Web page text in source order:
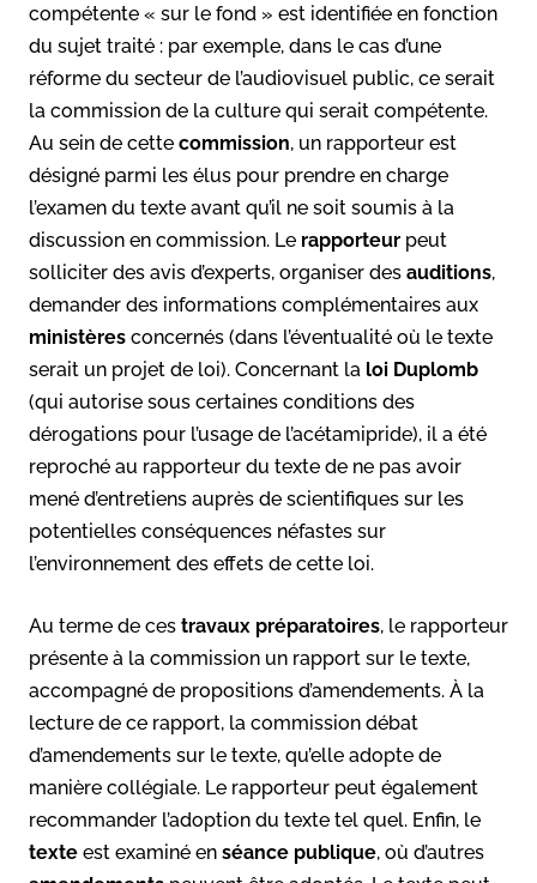
compétente « sur le fond » est identifiée en fonction
du sujet traité : par exemple, dans le cas d’une
réforme du secteur de l’audiovisuel public, ce serait
la commission de la culture qui serait compétente.
Au sein de cette commission, un rapporteur est
désigné parmi les élus pour prendre en charge
l’examen du texte avant qu’il ne soit soumis à la
discussion en commission. Le rapporteur peut
solliciter des avis d’experts, organiser des auditions,
demander des informations complémentaires aux
ministères concernés (dans l’éventualité où le texte
serait un projet de loi). Concernant la loi Duplomb
(qui autorise sous certaines conditions des
dérogations pour l’usage de l’acétamipride), il a été
reproché au rapporteur du texte de ne pas avoir
mené d’entretiens auprès de scientifiques sur les
potentielles conséquences néfastes sur
l’environnement des effets de cette loi.
Au terme de ces travaux préparatoires, le rapporteur
présente à la commission un rapport sur le texte,
accompagné de propositions d’amendements. À la
lecture de ce rapport, la commission débat
d’amendements sur le texte, qu’elle adopte de
manière collégiale. Le rapporteur peut également
recommander l’adoption du texte tel quel. Enfin, le
texte est examiné en séance publique, où d’autres